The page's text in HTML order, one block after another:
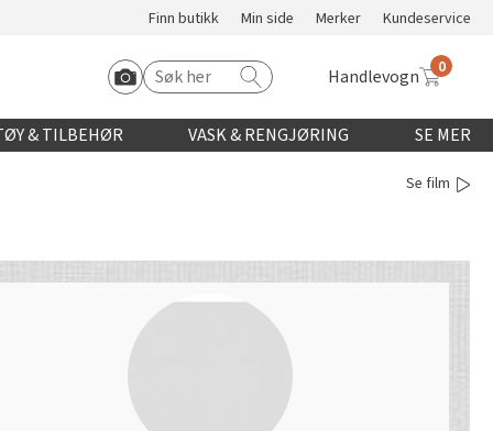
Finn butikk Min side Merker Kundeservice
Start Roomvo
Søk etter: Handlevogn 0
& TILBEHØR VASK & RENGJØRING SE MER
Se film